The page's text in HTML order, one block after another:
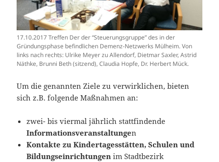
17.10.2017 Treffen Der der “Steuerungsgruppe” des in der
Gründungsphase befindlichen Demenz-Netzwerks Mülheim. Von
links nach rechts: Ulrike Meyer zu Allendorf, Dietmar Saxler, Astrid
Näthke, Brunni Beth (sitzend), Claudia Hopfe, Dr. Herbert Mück.
Um die genannten Ziele zu verwirklichen, bieten
sich z.B. folgende Maßnahmen an:
zwei- bis viermal jährlich stattfindende
Informationsveranstaltungen
Kontakte zu Kindertagesstätten, Schulen und
Bildungseinrichtungen im Stadtbezirk